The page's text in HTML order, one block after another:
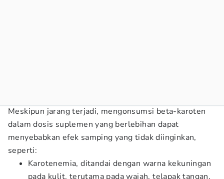
Meskipun jarang terjadi, mengonsumsi beta-karoten
dalam dosis suplemen yang berlebihan dapat
menyebabkan efek samping yang tidak diinginkan,
seperti:
Karotenemia, ditandai dengan warna kekuningan
pada kulit, terutama pada wajah, telapak tangan,